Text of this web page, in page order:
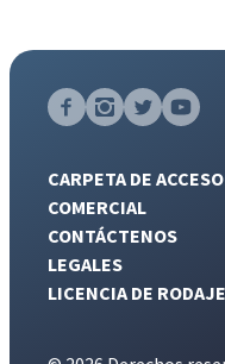
CARPETA DE
COMERCIAL
CONTÁCTENOS
LEGALES
LICENCIA DE